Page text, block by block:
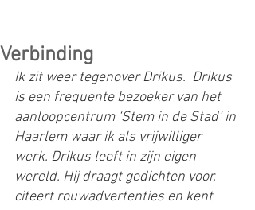
Verbinding
Ik zit weer tegenover Drikus.  Drikus
is een frequente bezoeker van het
aanloopcentrum ‘Stem in de Stad’ in
Haarlem waar ik als vrijwilliger
werk. Drikus leeft in zijn eigen
wereld. Hij draagt gedichten voor,
citeert rouwadvertenties en kent